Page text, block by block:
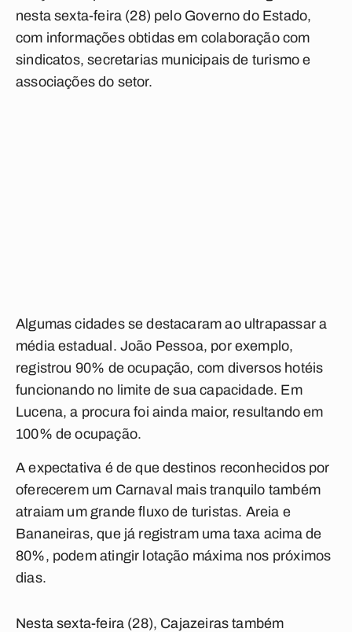
nesta sexta-feira (28) pelo Governo do Estado,
com informações obtidas em colaboração com
sindicatos, secretarias municipais de turismo e
associações do setor.
Algumas cidades se destacaram ao ultrapassar a
média estadual. João Pessoa, por exemplo,
registrou 90% de ocupação, com diversos hotéis
funcionando no limite de sua capacidade. Em
Lucena, a procura foi ainda maior, resultando em
100% de ocupação.
A expectativa é de que destinos reconhecidos por
oferecerem um Carnaval mais tranquilo também
atraiam um grande fluxo de turistas. Areia e
Bananeiras, que já registram uma taxa acima de
80%, podem atingir lotação máxima nos próximos
dias.
Nesta sexta-feira (28), Cajazeiras também